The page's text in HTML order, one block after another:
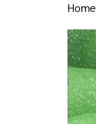
Home